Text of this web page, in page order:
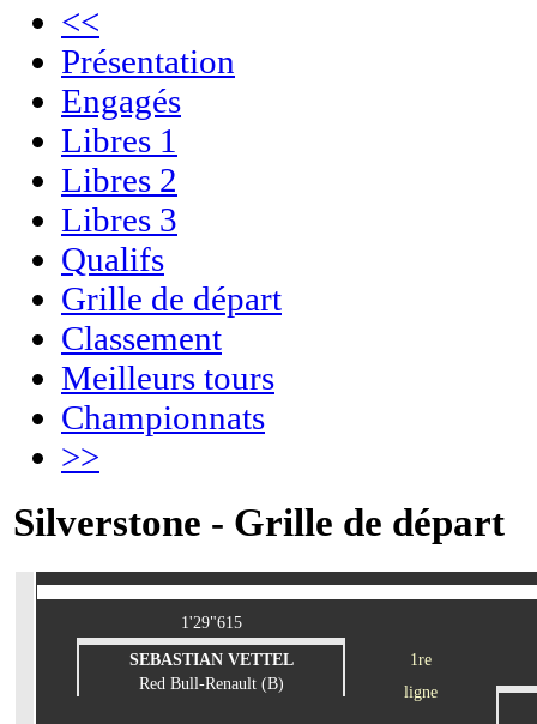
<<
Présentation
Engagés
Libres 1
Libres 2
Libres 3
Qualifs
Grille de départ
Classement
Meilleurs tours
Championnats
>>
Silverstone - Grille de départ
1'29"615
SEBASTIAN VETTEL
Red Bull-Renault (B)
1re
ligne